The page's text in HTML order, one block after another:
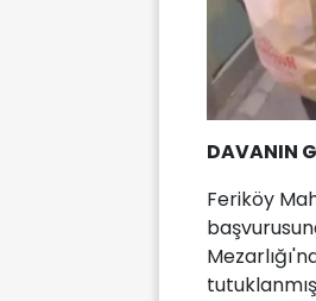
DAVANIN
Feriköy